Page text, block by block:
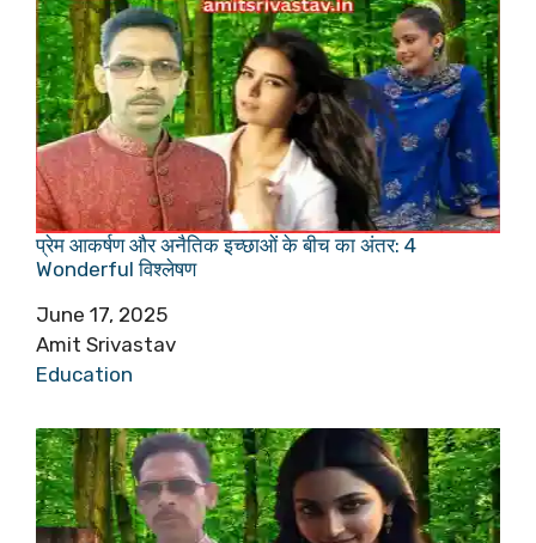
प्रेम आकर्षण और अनैतिक इच्छाओं के बीच का अंतर: 4
Wonderful विश्लेषण
Date
June 17, 2025
Author
Amit Srivastav
In relation to
Education